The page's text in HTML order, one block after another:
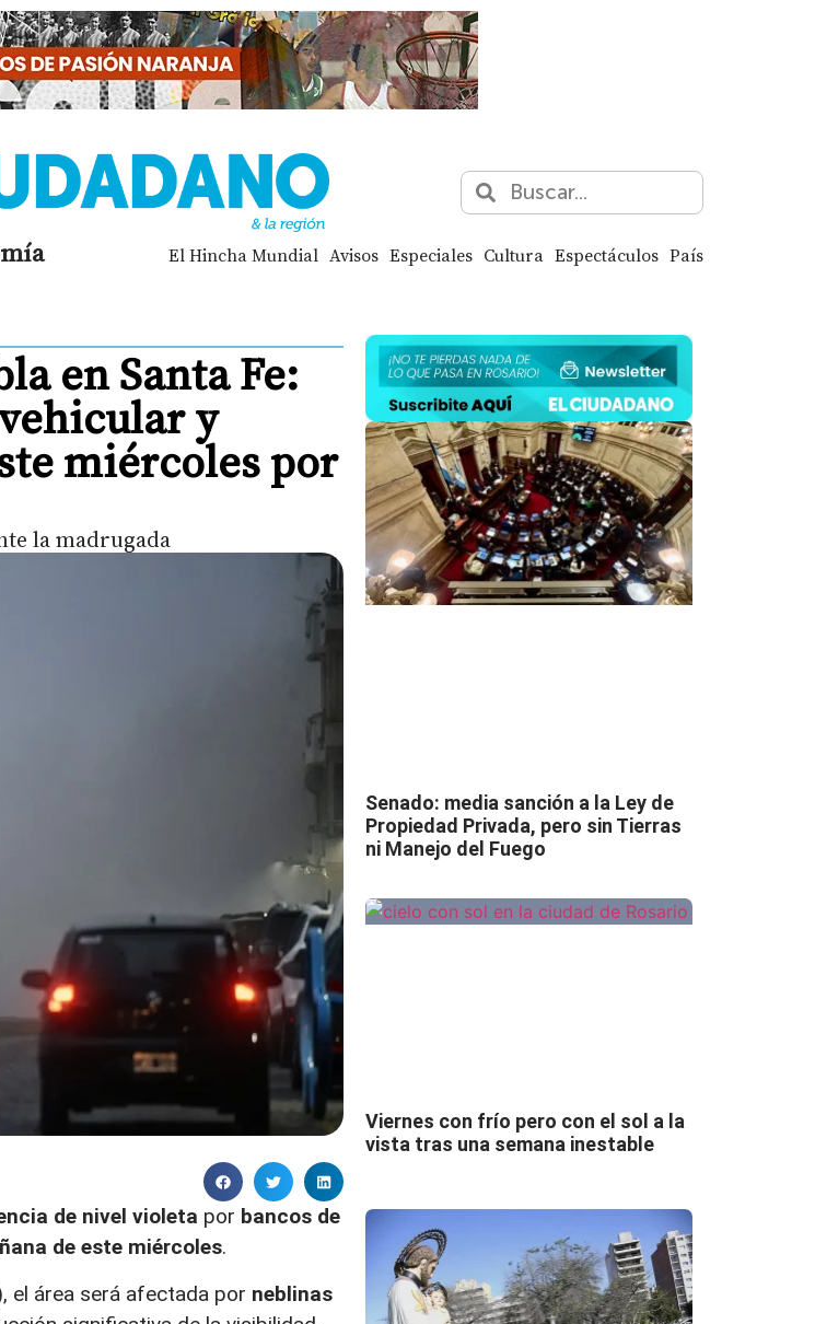
El Hincha Mundial Avisos Especiales Cultura Espectáculos País
en Santa Fe:
y
miércoles por
la madrugada
de nivel violeta por bancos de
de este miércoles.
el área será afectada por neblinas
Senado: media sanción a la Ley de
Propiedad Privada, pero sin Tierras
ni Manejo del Fuego
Viernes con frío pero con el sol a la
vista tras una semana inestable